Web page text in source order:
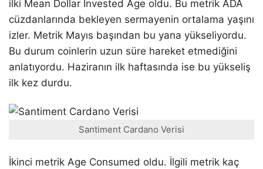
ilki Mean Dollar Invested Age oldu. Bu metrik ADA
cüzdanlarında bekleyen sermayenin ortalama yaşını
izler. Metrik Mayıs başından bu yana yükseliyordu.
Bu durum coinlerin uzun süre hareket etmediğini
anlatıyordu. Haziranın ilk haftasında ise bu yükseliş
ilk kez durdu.
Santiment Cardano Verisi
İkinci metrik Age Consumed oldu. İlgili metrik kaç